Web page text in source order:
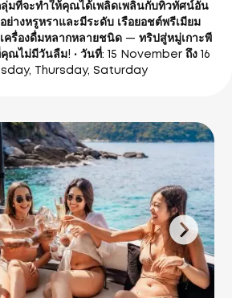
ลุ่มที่จะทำให้คุณได้เพลิดเพลินกับทิวทัศน์อัน
ย่างหรูหราและมีระดับ เรือยอชต์พรีเมียม
เครื่องดื่มหลากหลายชนิด — ทริปสู่หมู่เกาะพี
ณไม่มีวันลืม! • วันที่: 15 November ถึง 16
Thursday, Saturday